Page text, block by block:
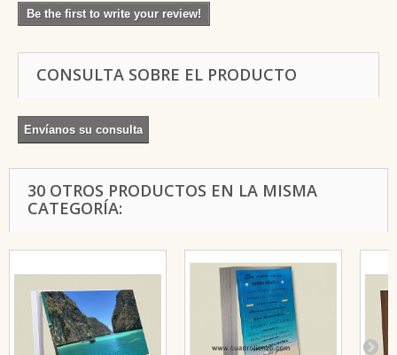
Be the first to write your review!
CONSULTA SOBRE EL PRODUCTO
Envíanos su consulta
30 OTROS PRODUCTOS EN LA MISMA
CATEGORÍA: